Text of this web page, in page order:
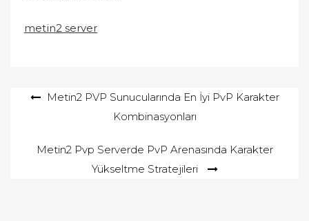
metin2 server
Yazı
Metin2 PVP Sunucularında En İyi PvP Karakter
Kombinasyonları
Metin2 Pvp Serverde PvP Arenasında Karakter
Yükseltme Stratejileri